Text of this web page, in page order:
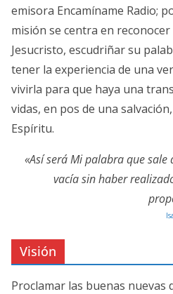
emisora Encamíname Radio;
misión se centra en
Jesucristo, escudriñar su
tener la experiencia de una
vivirla para que haya una
vidas, en pos de una
Espíritu.
«Así será Mi palabra que
vacía sin haber
Visión
Proclamar las buenas nuevas